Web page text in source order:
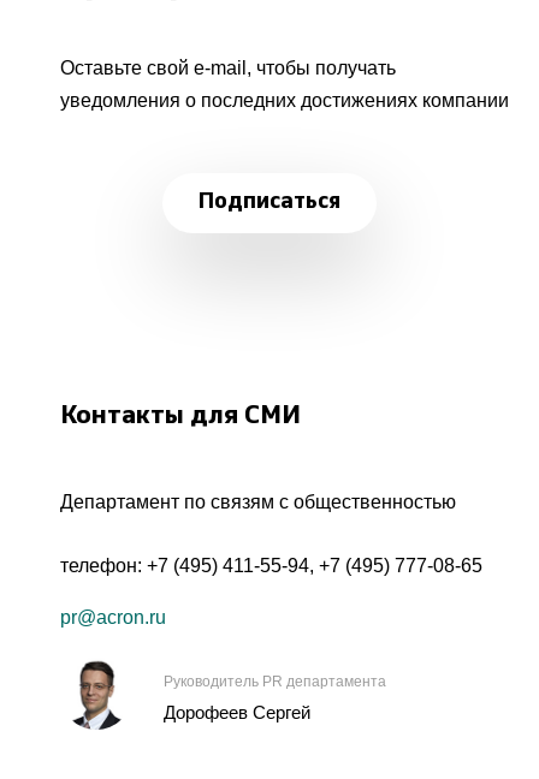
Оставьте свой e-mail, чтобы получать
уведомления о последних достижениях компании
Подписаться
Контакты для СМИ
Департамент по связям с общественностью
телефон: +7 (495) 411-55-94, +7 (495) 777-08-65
pr@acron.ru
Руководитель PR департамента
Дорофеев Сергей